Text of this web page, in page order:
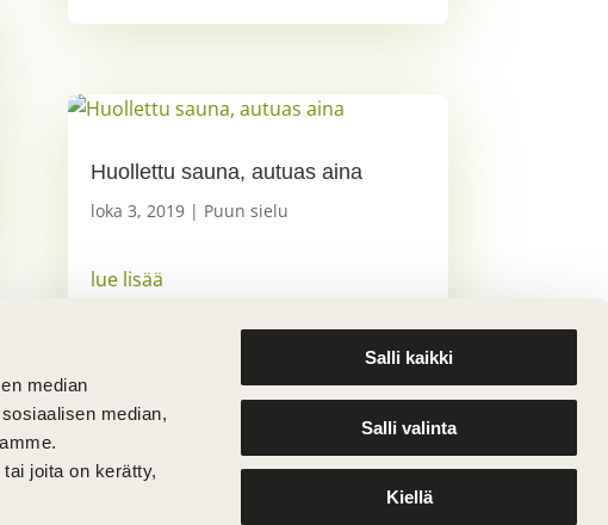
median
median,
joita on kerätty,
Salli kaikki
Salli valinta
Kiellä
Huollettu sauna, autuas aina
loka 3, 2019| Puun sielu
lue lisää